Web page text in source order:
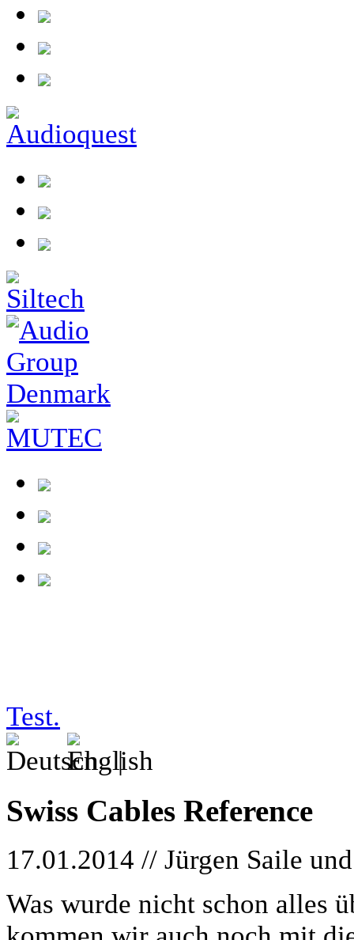
Test.
|
Swiss Cables Reference
17.01.2014 // Jürgen Saile
Was wurde nicht schon alles